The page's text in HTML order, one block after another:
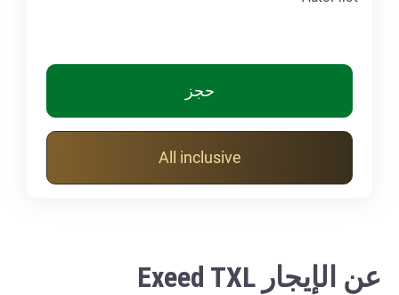
حجز
All inclusive
عن الإيجار Exeed TXL